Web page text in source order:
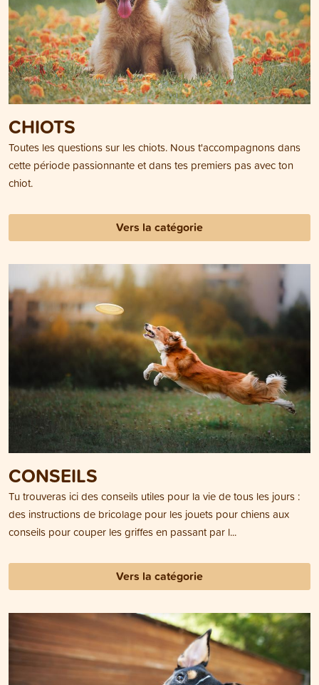
CHIOTS
Toutes les questions sur les chiots. Nous t'accompagnons dans
cette période passionnante et dans tes premiers pas avec ton
chiot.
Vers la catégorie
CONSEILS
Tu trouveras ici des conseils utiles pour la vie de tous les jours :
des instructions de bricolage pour les jouets pour chiens aux
conseils pour couper les griffes en passant par l...
Vers la catégorie